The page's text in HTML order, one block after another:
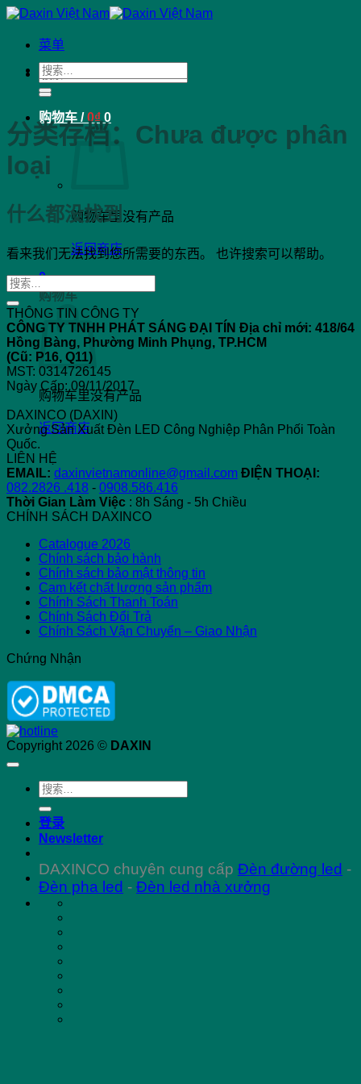
跳
菜单
搜
索：
购物车 /0₫ 0
购物车里没有产品
返回商店
0
购物车
购物车里没有产品
返回商店
搜
索：
分类存档： Chưa được phân
loại
什么都没找到
看来我们无法找到您所需要的东西。 也许搜索可以帮助。
THÔNG TIN CÔNG TY
CÔNG TY TNHH PHÁT SÁNG ĐẠI TÍN Địa chỉ mới: 418/64
Hồng Bàng, Phường Minh Phụng, TP.HCM
(Cũ: P16, Q11)
MST: 0314726145
Ngày Cấp: 09/11/2017
DAXINCO (DAXIN)
Xưởng Sản Xuất Đèn LED Công Nghiệp Phân Phối Toàn
Quốc.
LIÊN HỆ
EMAIL: daxinvietnamonline@gmail.com ĐIỆN THOẠI:
082.2826 .418 - 0908.586.416
Thời Gian Làm Việc : 8h Sáng - 5h Chiều
CHÍNH SÁCH DAXINCO
Catalogue 2026
Chính sách bảo hành
Chính sách bảo mật thông tin
Cam kết chất lượng sản phẩm
Chính Sách Thanh Toán
Chính Sách Đổi Trả
Chính Sách Vận Chuyển – Giao Nhận
Chứng Nhận
Copyright 2026 © DAXIN
搜
索：
登录
Newsletter
DAXINCO chuyên cung cấp Đèn đường led -
Đèn pha led - Đèn led nhà xưởng